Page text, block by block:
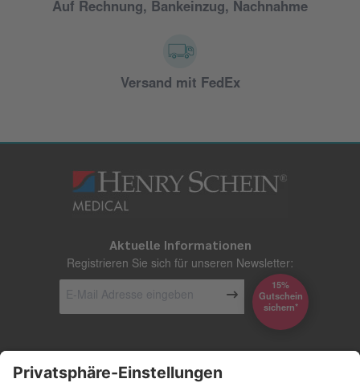
Auf Rechnung, Bankeinzug, Nachnahme
Versand mit FedEx
Aktuelle Informationen
Registrieren Sie sich für unseren Newsletter:
15%
Gutschein
*sichern
Kontakt